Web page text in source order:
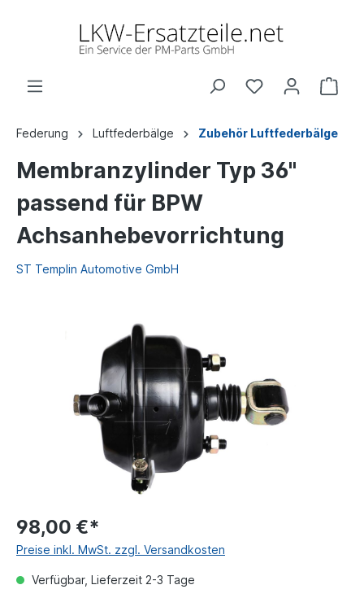
Federung Luftfederbälge Zubehör Luftfederbälge
Membranzylinder Typ 36"
passend für BPW
Achsanhebevorrichtung
ST Templin Automotive GmbH
98,00 €*
Preise inkl. MwSt. zzgl. Versandkosten
Verfügbar, Lieferzeit 2-3 Tage